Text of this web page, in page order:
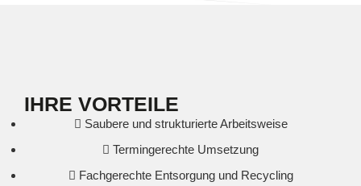
IHRE VORTEILE
Saubere und strukturierte Arbeitsweise
Termingerechte Umsetzung
Fachgerechte Entsorgung und Recycling